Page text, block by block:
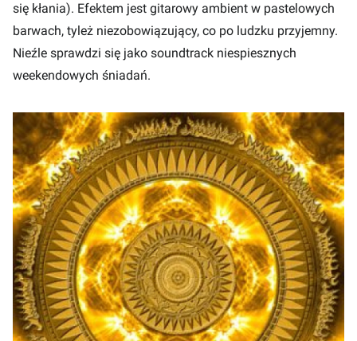
się kłania). Efektem jest gitarowy ambient w pastelowych
barwach, tyleż niezobowiązujący, co po ludzku przyjemny.
Nieźle sprawdzi się jako soundtrack niespiesznych
weekendowych śniadań.